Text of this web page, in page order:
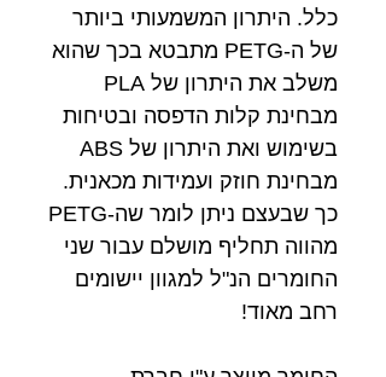
כלל. היתרון המשמעותי ביותר
של ה-PETG מתבטא בכך שהוא
משלב את היתרון של PLA
מבחינת קלות הדפסה ובטיחות
בשימוש ואת היתרון של ABS
מבחינת חוזק ועמידות מכאנית.
כך שבעצם ניתן לומר שה-PETG
מהווה תחליף מושלם עבור שני
החומרים הנ"ל למגוון יישומים
רחב מאוד!